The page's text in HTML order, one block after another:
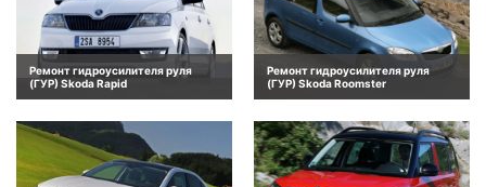
Ремонт гидроусилителя руля
(ГУР) Skoda Rapid
Ремонт гидроусилителя руля
(ГУР) Skoda Roomster